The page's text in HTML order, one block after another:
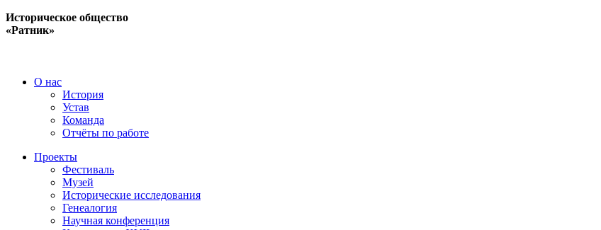
Историческое общество
«Ратник»
О нас
История
Устав
Команда
Отчёты по работе
Проекты
Фестиваль
Музей
Исторические исследования
Генеалогия
Научная конференция